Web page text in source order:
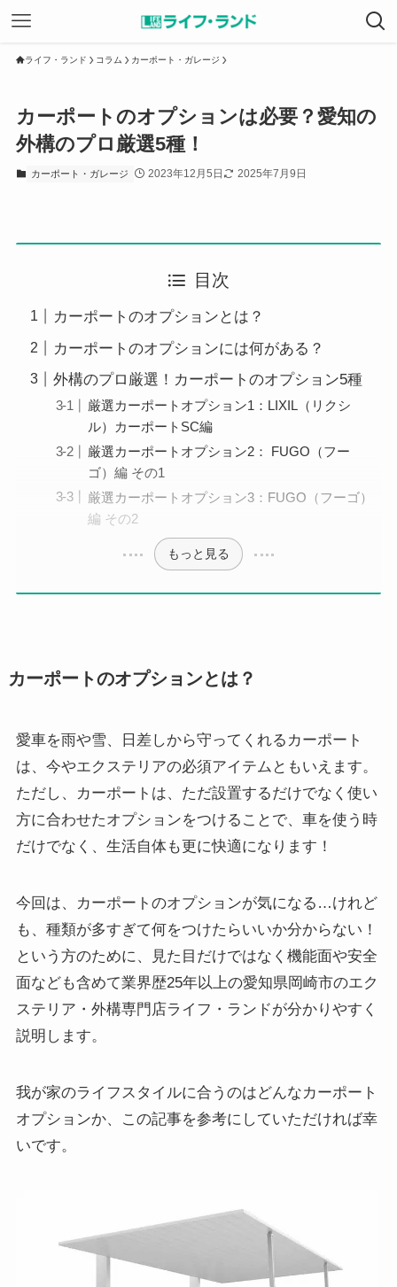
ライフ・ランド コラム カーポート・ガレージ
カーポートのオプションは必要？愛知の
外構のプロ厳選5種！
カーポート・ガレージ 2023年12月5日 2025年7月9日
目次
カーポートのオプションとは？
カーポートのオプションには何がある？
外構のプロ厳選！カーポートのオプション5種
厳選カーポートオプション1：LIXIL（リクシ
ル）カーポートSC編
厳選カーポートオプション2： FUGO（フー
ゴ）編 その1
厳選カーポートオプション3：FUGO（フーゴ）
編 その2
もっと見る
カーポートのオプションとは？
愛車を雨や雪、日差しから守ってくれるカーポート
は、今やエクステリアの必須アイテムともいえます。
ただし、カーポートは、ただ設置するだけでなく使い
方に合わせたオプションをつけることで、車を使う時
だけでなく、生活自体も更に快適になります！
今回は、カーポートのオプションが気になる…けれど
も、種類が多すぎて何をつけたらいいか分からない！
という方のために、見た目だけではなく機能面や安全
面なども含めて業界歴25年以上の愛知県岡崎市のエク
ステリア・外構専門店ライフ・ランドが分かりやすく
説明します。
我が家のライフスタイルに合うのはどんなカーポート
オプションか、この記事を参考にしていただければ幸
いです。